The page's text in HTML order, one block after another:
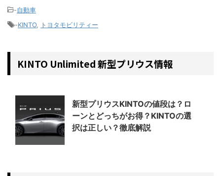
-自動車
-KINTO, トヨタモビリティー
KINTO Unlimited 新型プリウス情報
新型プリウスKINTOの値段は？ロ
ーンとどっちがお得？KINTOの選
択は正しい？徹底解説